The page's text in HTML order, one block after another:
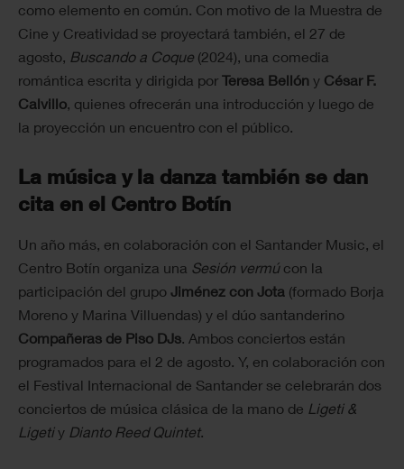
como elemento en común. Con motivo de la Muestra de
Cine y Creatividad se proyectará también, el 27 de
agosto, Buscando a Coque (2024), una comedia
romántica escrita y dirigida por Teresa Bellón y César F.
Calvillo, quienes ofrecerán una introducción y luego de
la proyección un encuentro con el público.
La música y la danza también se dan
cita en el Centro Botín
Un año más, en colaboración con el Santander Music, el
Centro Botín organiza una Sesión vermúcon la
participación del grupo Jiménez con Jota (formado Borja
Moreno y Marina Villuendas) y el dúo santanderino
Compañeras de Piso DJs. Ambos conciertos están
programados para el 2 de agosto. Y, en colaboración con
el Festival Internacional de Santander se celebrarán dos
conciertos de música clásica de la mano de Ligeti &
Ligetiy Dianto Reed Quintet.